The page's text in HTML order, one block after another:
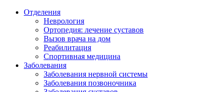
Отделения
Неврология
Ортопедия: лечение суставов
Вызов врача на дом
Реабилитация
Спортивная медицина
Заболевания
Заболевания нервной системы
Заболевания позвоночника